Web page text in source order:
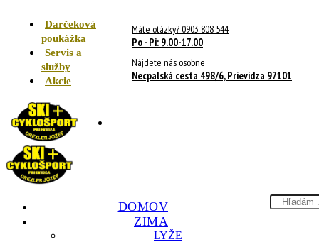
Darčeková
poukážka
Servis a
služby
Akcie
Máte otázky? 0903 808 544
Po - Pi: 9.00-17.00
Nájdete nás osobne
Necpalská cesta 498/6, Prievidza 97101
DOMOV
ZIMA
LYŽE
Search
here